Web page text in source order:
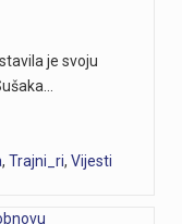
je svoju
, Trajni_ri, Vijesti